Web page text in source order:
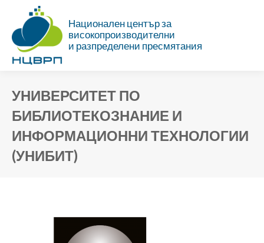
Национален център за
високопроизводителни
и разпределени пресмятания
УНИВЕРСИТЕТ ПО
БИБЛИОТЕКОЗНАНИЕ И
ИНФОРМАЦИОННИ ТЕХНОЛОГИИ
(УНИБИТ)